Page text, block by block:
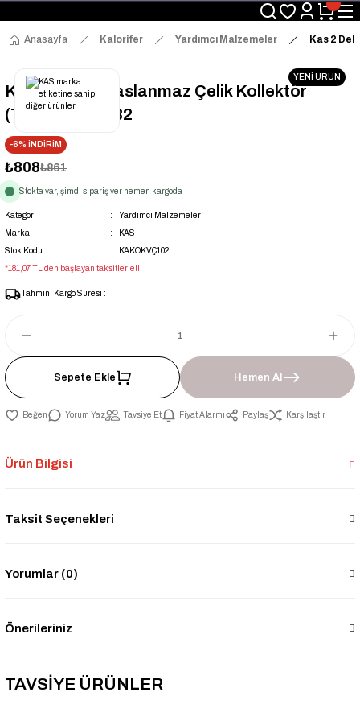
Üyelerimize Özel "uye2026" Koduyla Sepette Ekstra %3 İndirim
KAZAN-KASKAD İÇİN TEK ADRES
Anasayfa
Kalorifer Yardımcı Malzemeler Kas 2
YENİ ÜRÜN
Kas 2 Delikli Paslanmaz Çelik Kollektör
(Tekli) - 1821782
-6% İNDİRİM
₺808₺861
Stokta var, şimdi sipariş ver hemen kargoda
Kategori
Yardımcı Malzemeler
Marka
KAS
Stok Kodu
KAKOKVÇ102
*181,07 TL den başlayan taksitlerle!!
Tahmini Kargo Süresi :
Sepete Ekle Hemen Al
Yorum Yaz Tavsiye Et Fiyat Alarmı Paylaş Karşılaştır
Ürün Bilgisi
Taksit Seçenekleri
Yorumlar (0)
Önerileriniz
TAVSİYE ÜRÜNLER